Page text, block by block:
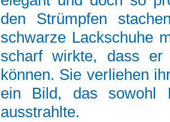
den Strümpfen
schwarze Lackschuhe
scharf wirkte, dass er
können. Sie verliehen
ein Bild, das sowohl
ausstrahlte.